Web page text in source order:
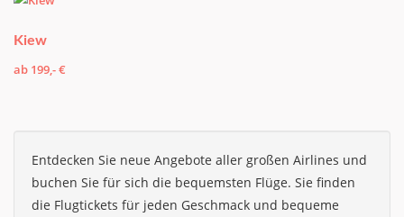
Kiew
ab 199,- €
Entdecken Sie neue Angebote aller großen Airlines und
buchen Sie für sich die bequemsten Flüge. Sie finden
die Flugtickets für jeden Geschmack und bequeme